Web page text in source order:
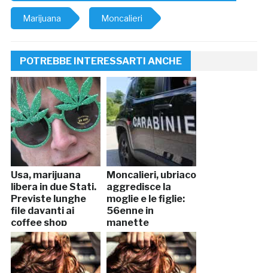
Marijuana Moncalieri
POTREBBE INTERESSARTI ANCHE
Usa, marijuana
libera in due Stati.
Previste lunghe
file davanti ai
coffee shop
Moncalieri, ubriaco
aggredisce la
moglie e le figlie:
56enne in
manette